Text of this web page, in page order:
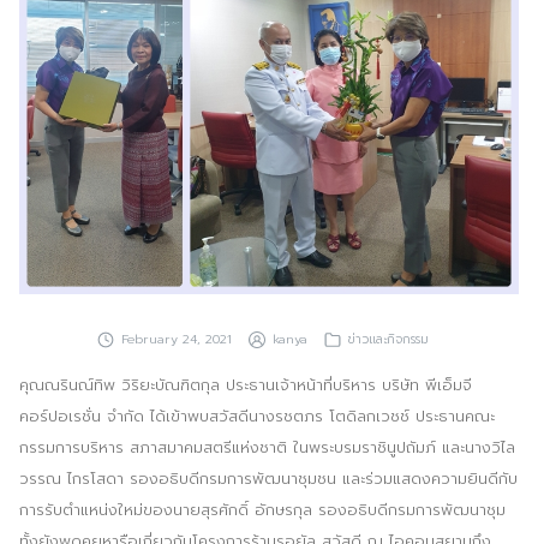
บริการของเรา
ประชาสัมพันธ์ผ่านสื่อออฟไลน์และสื่อออนไลน์
ผลงานของเรา
ผลิตสิ่งพิมพ์และที่เกี่ยวข้อง
พัฒนาผลิตภัณฑ์
หน้าแรก
อบรมสัมมนาออฟไลน์และออนไลน์
February 24, 2021 kanya ข่าวและกิจกรรม
คุณณรินณ์ทิพ วิริยะบัณฑิตกุล ประธานเจ้าหน้าที่บริหาร บริษัท พีเอ็มจี
คอร์ปอเรชั่น จำกัด ได้เข้าพบสวัสดีนางรชตภร โตดิลกเวชช์ ประธานคณะ
กรรมการบริหาร สภาสมาคมสตรีแห่งชาติ ในพระบรมราชินูปถัมภ์ และนางวิไล
วรรณ ไกรโสดา รองอธิบดีกรมการพัฒนาชุมชน และร่วมแสดงความยินดีกับ
การรับตำแหน่งใหม่ของนายสุรศักดิ์ อักษรกุล รองอธิบดีกรมการพัฒนาชุม